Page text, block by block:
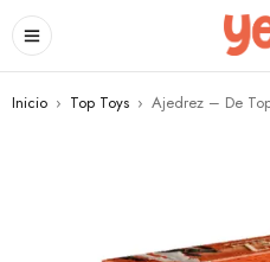
Inicio › Top Toys › Ajedrez – De